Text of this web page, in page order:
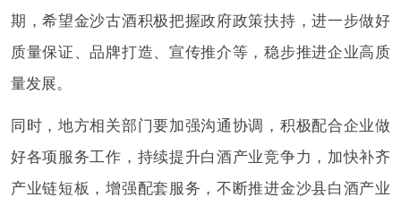
期，希望金沙古酒积极把握政府政策扶持，进一步做好
质量保证、品牌打造、宣传推介等，稳步推进企业高质
量发展。
同时，地方相关部门要加强沟通协调，积极配合企业做
好各项服务工作，持续提升白酒产业竞争力，加快补齐
产业链短板，增强配套服务，不断推进金沙县白酒产业